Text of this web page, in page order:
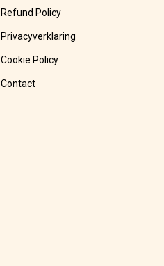
Refund Policy
Privacyverklaring
Cookie Policy
Contact